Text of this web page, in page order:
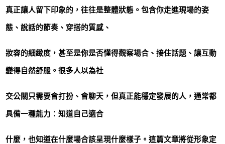
真正讓人留下印象的，往往是整體狀態。包含你走進現場的姿
態、說話的節奏、穿搭的質感、
妝容的細緻度，甚至是你是否懂得觀察場合、接住話題、讓互動
變得自然舒服。很多人以為社
交公關只需要會打扮、會聊天，但真正能穩定發展的人，通常都
具備一種能力：知道自己適合
什麼，也知道在什麼場合該呈現什麼樣子。這篇文章將從形象定